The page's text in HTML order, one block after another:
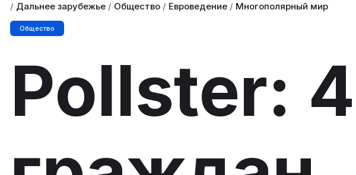
/ Дальнее зарубежье / Общество / Евроведение / Многополярный мир
Общество
Pollster: